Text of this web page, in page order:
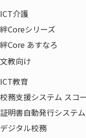
ICT介護
絆Coreシリーズ
絆Core あすなろ
文教向け
ICT教育
校務支援システム スコ
証明書自動発行システ
デジタル校務
お問い合
わせ
課
TEL:03-